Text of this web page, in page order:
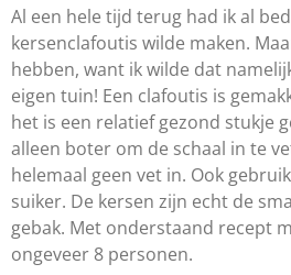
i
n
g
:
0
s
t
e
r
r
r r
r
e
n
r
r
e
n
r
r
e
n
r
r
e
n
m
m
e
n
Al een hele tijd terug had ik al
kersenclafoutis wilde maken.
hebben, want ik wilde dat
eigen tuin! Een clafoutis is
het is een relatief gezond stukje
alleen boter om de schaal in te
helemaal geen vet in. Ook
suiker. De kersen zijn echt de
gebak. Met onderstaand recept
ongeveer 8 personen.